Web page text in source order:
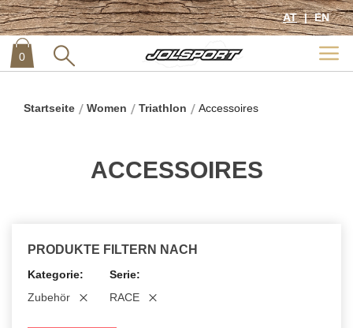
AT EN
00 item
Startseite Women Triathlon Accessoires
ACCESSOIRES
PRODUKTE FILTERN NACH
Kategorie
Zubehör
Serie
RACE